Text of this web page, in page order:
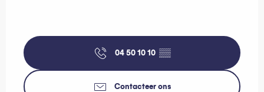
04 50 10 10 ▒▒
Contacteer ons